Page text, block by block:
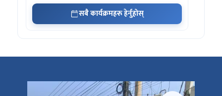
सबै कार्यक्रमहरू हेर्नुहोस्